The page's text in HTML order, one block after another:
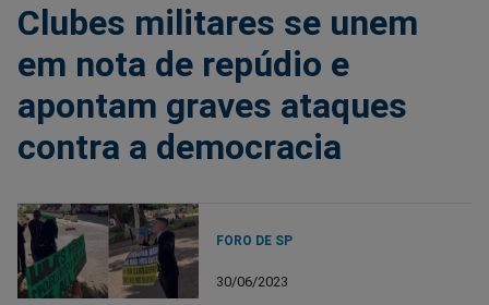
Clubes militares se unem
em nota de repúdio e
apontam graves ataques
contra a democracia
FORO DE SP
30/06/2023